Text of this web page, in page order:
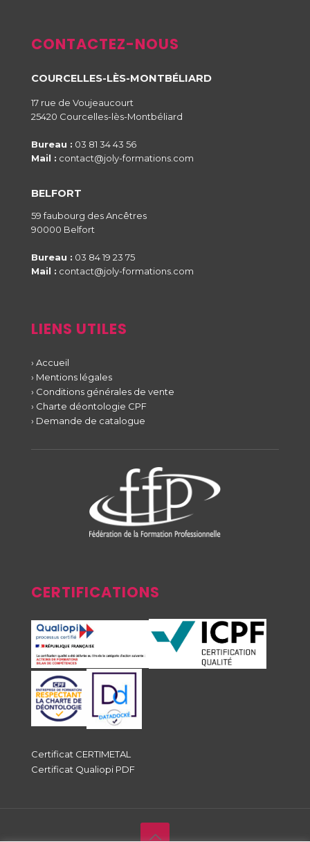
CONTACTEZ-NOUS
COURCELLES-LÈS-MONTBÉLIARD
17 rue de Voujeaucourt
25420 Courcelles-lès-Montbéliard
Bureau : 03 81 34 43 56
Mail : contact@joly-formations.com
BELFORT
59 faubourg des Ancêtres
90000 Belfort
Bureau : 03 84 19 23 75
Mail : contact@joly-formations.com
LIENS UTILES
› Accueil
› Mentions légales
› Conditions générales de vente
› Charte déontologie CPF
› Demande de catalogue
CERTIFICATIONS
Certificat CERTIMETAL
Certificat Qualiopi PDF